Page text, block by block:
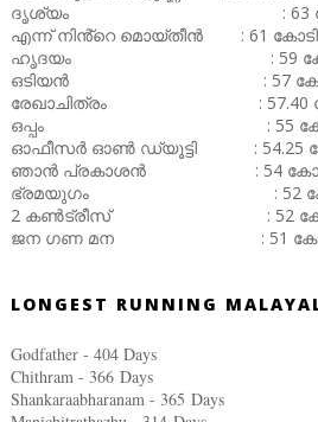
ദൃശ്യം : 63
എന്ന് നിൻ്റെ മൊയ്തീൻ : 61 കോടി
ഹൃദയം : 59
ഒടിയൻ : 57
രേഖാചിത്രം : 57.40
ഒപ്പം : 55
ഓഫീസർ ഓൺ ഡ്യൂട്ടി : 54.25
ഞാൻ പ്രകാശൻ : 54
ഭ്രമയുഗം : 52
2 കൺട്രീസ് : 52
ജന ഗണ മന : 51
LONGEST RUNNING
Godfather - 404 Days
Chithram - 366 Days
Shankaraabharanam - 365 Days